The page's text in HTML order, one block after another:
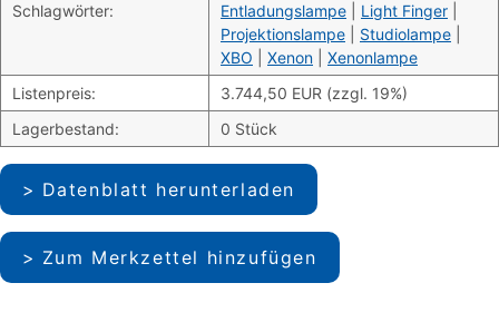
Schlagwörter: Entladungslampe Light Finger
Projektionslampe
Studiolampe
XBO
Xenon
Xenonlampe
Listenpreis:
3.744,50 EUR (zzgl. 19%)
Lagerbestand:
0 Stück
Datenblatt herunterladen
Zum Merkzettel hinzufügen